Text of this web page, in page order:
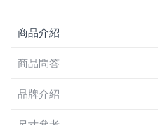
商品介紹
商品問答
品牌介紹